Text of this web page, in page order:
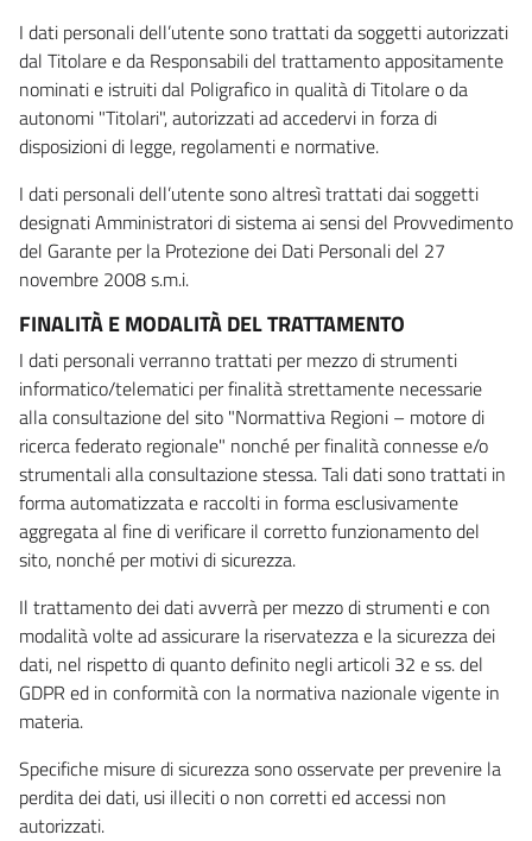
I dati personali dell’utente sono trattati da soggetti autorizzati
dal Titolare e da Responsabili del trattamento appositamente
nominati e istruiti dal Poligrafico in qualità di Titolare o da
autonomi "Titolari", autorizzati ad accedervi in forza di
disposizioni di legge, regolamenti e normative.
I dati personali dell’utente sono altresì trattati dai soggetti
designati Amministratori di sistema ai sensi del Provvedimento
del Garante per la Protezione dei Dati Personali del 27
novembre 2008 s.m.i.
FINALITÀ E MODALITÀ DEL TRATTAMENTO
I dati personali verranno trattati per mezzo di strumenti
informatico/telematici per finalità strettamente necessarie
alla consultazione del sito "Normattiva Regioni – motore di
ricerca federato regionale" nonché per finalità connesse e/o
strumentali alla consultazione stessa. Tali dati sono trattati in
forma automatizzata e raccolti in forma esclusivamente
aggregata al fine di verificare il corretto funzionamento del
sito, nonché per motivi di sicurezza.
Il trattamento dei dati avverrà per mezzo di strumenti e con
modalità volte ad assicurare la riservatezza e la sicurezza dei
dati, nel rispetto di quanto definito negli articoli 32 e ss. del
GDPR ed in conformità con la normativa nazionale vigente in
materia.
Specifiche misure di sicurezza sono osservate per prevenire la
perdita dei dati, usi illeciti o non corretti ed accessi non
autorizzati.